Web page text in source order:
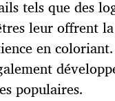
tels que des
leur offrent
en
populaires.